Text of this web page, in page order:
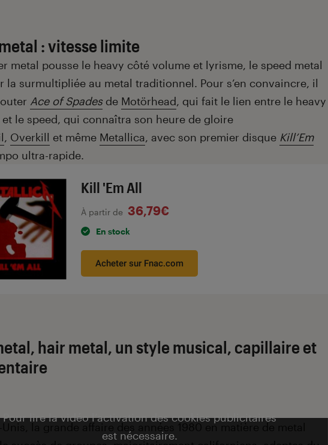
: vitesse limite
metal pousse le heavy côté volume et lyrisme, le speed metal
la surmultipliée au metal traditionnel. Pour s’en convaincre, il
Ace of Spadesde Motörhead, qui fait le lien entre le heavy
le speed, qui connaîtra son heure de gloire
, Overkill et même Metallica, avec son premier disque Kill’Em
ultra-rapide.
Kill 'Em All
À partir de 36,79€
En stock
Acheter sur Fnac.com
hair metal, un style musical, capillaire et
Pour lire la vidéo l’activation des cookies publicitaires
est nécessaire.
Unis, la grande affaire des années 1980 en matière de metal